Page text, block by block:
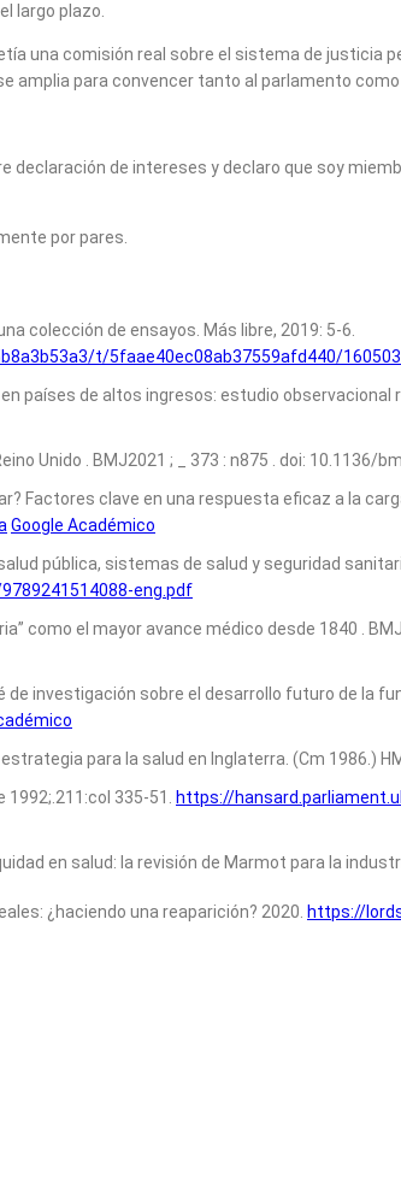
largo plazo.
una comisión real sobre el sistema de justicia
amplia para convencer tanto al parlamento
de intereses y declaro que soy
por pares.
colección de ensayos. Más libre, 2019: 5-6.
t/5faae40ec08ab37559afd440/
países de altos ingresos: estudio
Unido . BMJ2021 ; _ 373 : n875 . doi: 10.1136/
Factores clave en una respuesta eficaz a la
Google Académico
pública, sistemas de salud y seguridad
eng.pdf
como el mayor avance médico desde 1840 .
investigación sobre el desarrollo futuro de la
para la salud en Inglaterra. (Cm 1986.)
1992;.211:col 335-51. https://
en salud: la revisión de Marmot para la
¿haciendo una reaparición? 2020. https://